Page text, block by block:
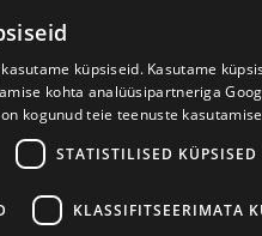
W. Struve 1,
küpsiseid. Kasutame
kohta analüüsipartneriga
kogunud teie teenuste
STATISTILISED KÜPSISED
KLASSIFITSEERIMATA